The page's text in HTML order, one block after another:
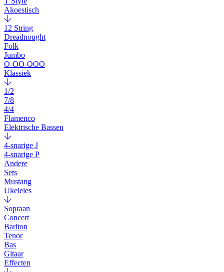
Akoestisch
12 String
Dreadnought
Folk
Jumbo
O-OO-OOO
Klassiek
1/2
7/8
4/4
Flamenco
Elektrische Bassen
4-snarige J
4-snarige P
Andere
Sets
Mustang
Ukeleles
Sopraan
Concert
Bariton
Tenor
Bas
Gitaar
Effecten